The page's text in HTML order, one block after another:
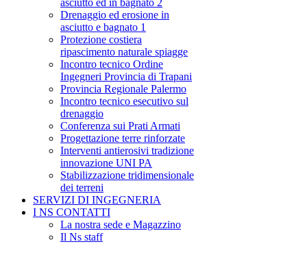
asciutto ed in bagnato 2
Drenaggio ed erosione in
asciutto e bagnato 1
Protezione costiera
ripascimento naturale spiagge
Incontro tecnico Ordine
Ingegneri Provincia di Trapani
Provincia Regionale Palermo
Incontro tecnico esecutivo sul
drenaggio
Conferenza sui Prati Armati
Progettazione terre rinforzate
Interventi antierosivi tradizione
innovazione UNI PA
Stabilizzazione tridimensionale
dei terreni
SERVIZI DI INGEGNERIA
I NS CONTATTI
La nostra sede e Magazzino
Il Ns staff